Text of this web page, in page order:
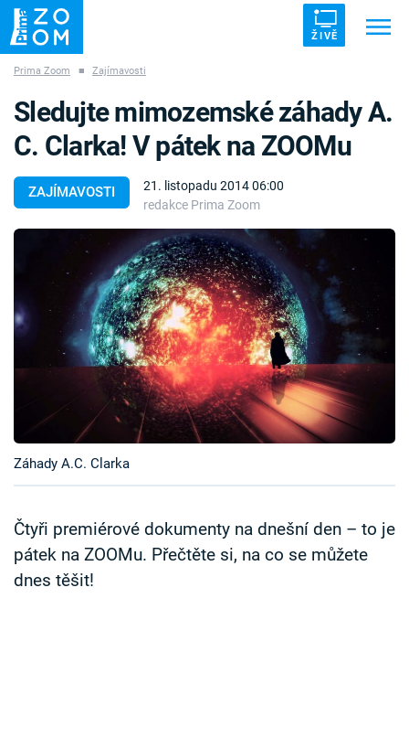
ŽIVĚ
ZÁHADY VETŘELCI DÁVNOVĚKU
Témata
Témata
Pořady
TV Program
Časopis
Sledujte prima+
Přihlášení
Prima Zoom ■ Zajímavosti
ZAJÍMAVOSTI
21. listopadu 2014 06:00
redakce Prima Zoom
Sledujte mimozemské záhady A.
C. Clarka! V pátek na ZOOMu
Záhady A.C. Clarka
Čtyři premiérové dokumenty na dnešní den – to je
pátek na ZOOMu. Přečtěte si, na co se můžete
dnes těšit!